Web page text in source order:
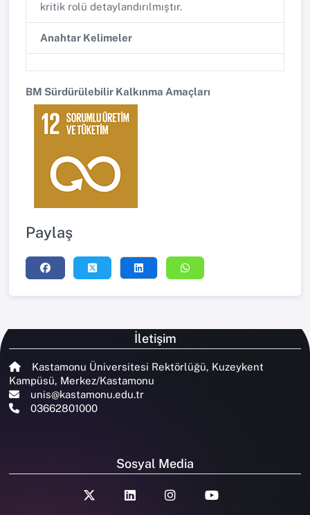
kritik rolü detaylandırılmıştır.
Anahtar Kelimeler
BM Sürdürülebilir Kalkınma Amaçları
Paylaş
İletişim
Kastamonu Üniversitesi Rektörlüğü, Kuzeykent
Kampüsü, Merkez/Kastamonu
unis@kastamonu.edu.tr
03662801000
Sosyal Media